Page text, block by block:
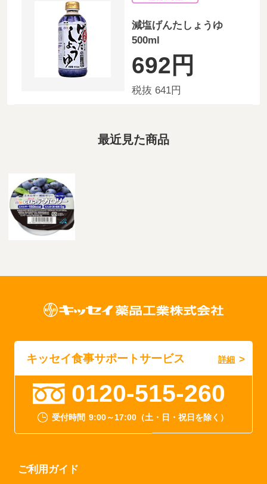
減塩げんたしょうゆ
500ml
692円
税抜 641円
最近見た商品
キッセイ食事サポートサービス 詳細
0120-515-260
受付時間 9:00～17:00（土・日・祝日を除く）
ご利用ガイド